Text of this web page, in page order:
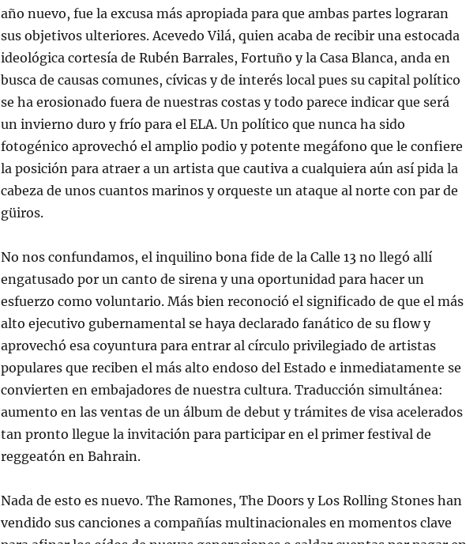
año nuevo, fue la excusa más apropiada para que ambas partes lograran
sus objetivos ulteriores. Acevedo Vilá, quien acaba de recibir una estocada
ideológica cortesía de Rubén Barrales, Fortuño y la Casa Blanca, anda en
busca de causas comunes, cívicas y de interés local pues su capital político
se ha erosionado fuera de nuestras costas y todo parece indicar que será
un invierno duro y frío para el ELA. Un político que nunca ha sido
fotogénico aprovechó el amplio podio y potente megáfono que le confiere
la posición para atraer a un artista que cautiva a cualquiera aún así pida la
cabeza de unos cuantos marinos y orqueste un ataque al norte con par de
güiros.
No nos confundamos, el inquilino bona fide de la Calle 13 no llegó allí
engatusado por un canto de sirena y una oportunidad para hacer un
esfuerzo como voluntario. Más bien reconoció el significado de que el más
alto ejecutivo gubernamental se haya declarado fanático de su flow y
aprovechó esa coyuntura para entrar al círculo privilegiado de artistas
populares que reciben el más alto endoso del Estado e inmediatamente se
convierten en embajadores de nuestra cultura. Traducción simultánea:
aumento en las ventas de un álbum de debut y trámites de visa acelerados
tan pronto llegue la invitación para participar en el primer festival de
reggeatón en Bahrain.
Nada de esto es nuevo. The Ramones, The Doors y Los Rolling Stones han
vendido sus canciones a compañías multinacionales en momentos clave